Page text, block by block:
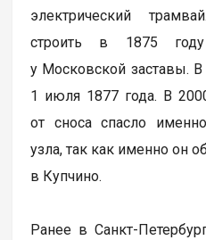
электрический
строить в 1875
у Московской заставы.
1 июля 1877 года. В
от сноса спасло
узла, так как именно он
в Купчино.
Ранее в Санкт-